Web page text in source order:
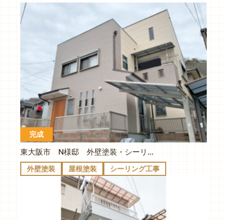
完成
東大阪市 N様邸 外壁塗装・シーリング・屋根塗装
外壁塗装 屋根塗装 シーリング工事